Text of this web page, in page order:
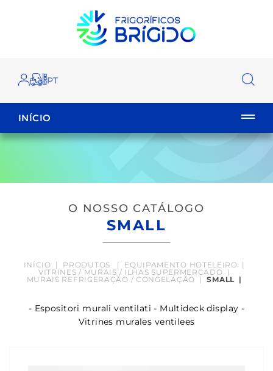
EMPILHADOR
FECHAR
INÍCIO
O NOSSO CATÁLOGO
SMALL
INÍCIO | PRODUTOS | EQUIPAMENTO HOTELEIRO |
VITRINES / MURAIS / ILHAS SUPERMERCADO |
MURAIS REFRIGERAÇÃO / CONGELAÇÃO |SMALL|
- Espositori murali ventilati - Multideck display -
Vitrines murales ventilees